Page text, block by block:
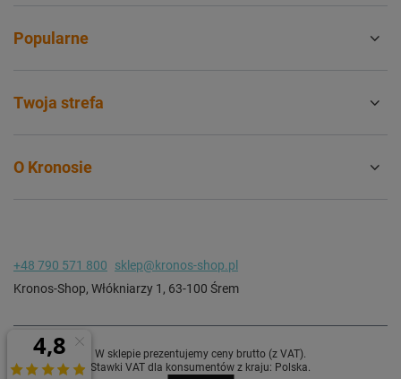
Popularne
Twoja strefa
O Kronosie
+48 790 571 800
sklep@kronos-shop.pl
Kronos-Shop, Włókniarzy 1 , 63-100 Śrem
W sklepie prezentujemy ceny brutto (z VAT).
Stawki VAT dla konsumentów z kraju: Polska.